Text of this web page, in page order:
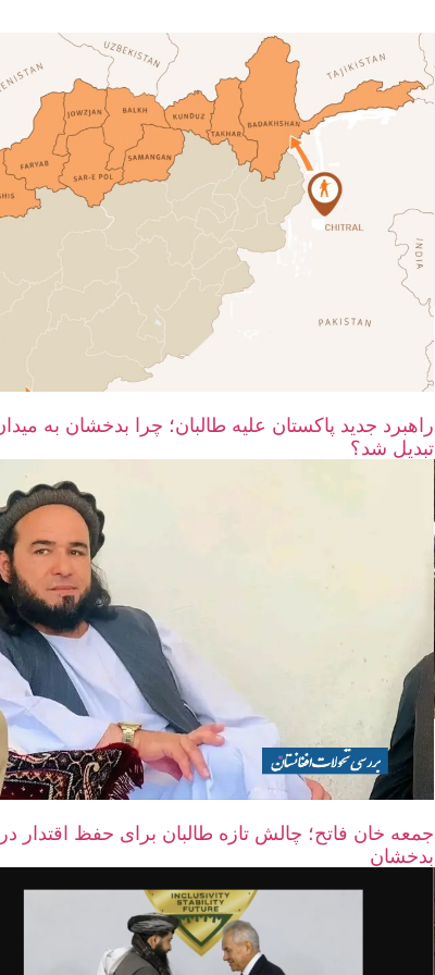
راهبرد جدید پاکستان علیه طالبان؛ چرا بدخشان به
تبدیل شد؟
جمعه خان فاتح؛ چالش تازه طالبان برای حفظ اقتدار در
بدخشان